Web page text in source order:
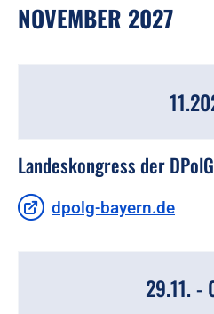
NOVEMBER 2027
Landeskongress der
dpolg-bayern.de
29.11. -